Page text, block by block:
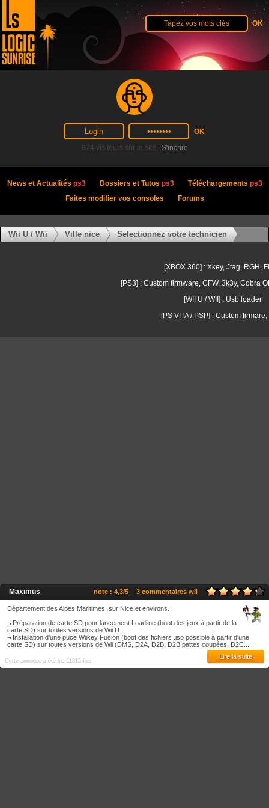
874 visiteurs sur le site | S'incrire
News et Actualités ps3 Dossiers et Tutos ps3 Téléchargements ps3
Faites modifier vos consoles
Forums
Wii U / Wii Ville nice Selectionnez votre technicien
[XBOX 360] : Xkey, Jtag, RGH,
[PS3] : Custom firmware, CFW, 3k3y, Cobra
[WII U / WII] : Usb loader
[PS VITA / PSP] : Custom firmare,
Maximus 3 commentaires wii
note : 4,3/5
Département des Alpes Maritimes, sur Nice et environs.
¬ Préparation de carte SD pour lancement Loadiine (boot des jeux à partir de la
carte SD) sur toutes versions de Wii U.
¬ Installation d'une puce Wiikey Fusion (boot des fichiers .iso possible à partir d'une
carte SD) sur toutes versions de Wii (DMS, D2A, D2B, D2B pattes coupées, D2C...
Cette annonce a été lue 11315 fois
Lire la suite